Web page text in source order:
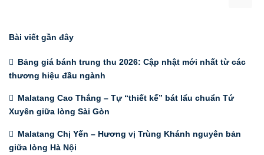
Bài viết gần đây
Bảng giá bánh trung thu 2026: Cập nhật mới nhất từ các
thương hiệu đầu ngành
Malatang Cao Thắng – Tự “thiết kế” bát lẩu chuẩn Tứ
Xuyên giữa lòng Sài Gòn
Malatang Chị Yến – Hương vị Trùng Khánh nguyên bản
giữa lòng Hà Nội